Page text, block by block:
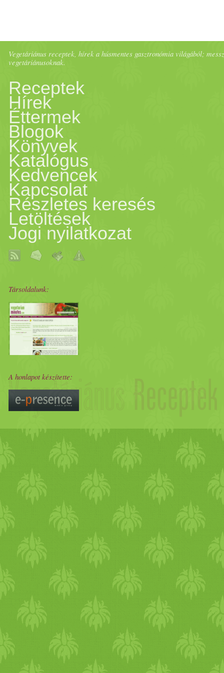
Vegetáriánus receptek, hírek a húsmentes gasztronómia világából;
vegetáriánusoknak.
Receptek
Hírek
Éttermek
Blogok
Könyvek
Katalógus
Kedvencek
Kapcsolat
Részletes keresés
Letöltések
Jogi nyilatkozat
Társoldalunk:
A honlapot készítette: